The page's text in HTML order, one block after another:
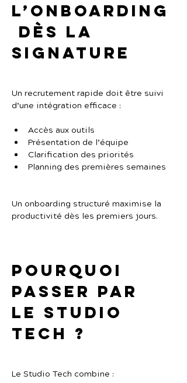
l’onboarding
dès la
signature
Un recrutement rapide doit être suivi
d’une intégration efficace :
Accès aux outils
Présentation de l’équipe
Clarification des priorités
Planning des premières semaines
Un onboarding structuré maximise la
productivité dès les premiers jours.
Pourquoi
passer par
Le Studio
Tech ?
Le Studio Tech combine :